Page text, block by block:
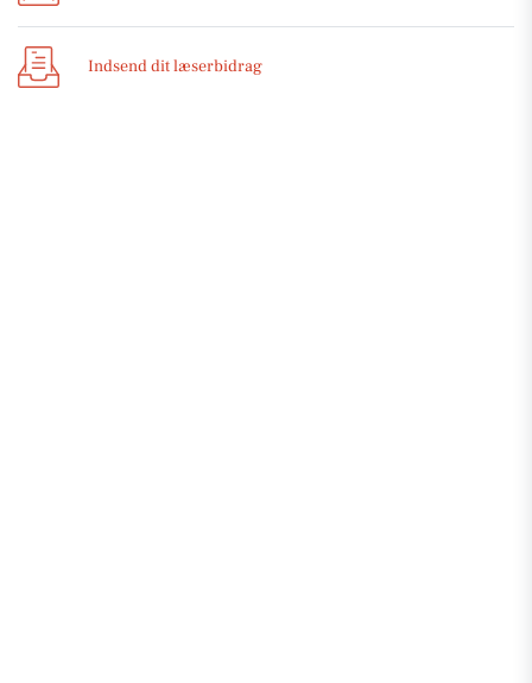
Indsend dit læserbidrag